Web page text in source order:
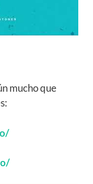
mucho que